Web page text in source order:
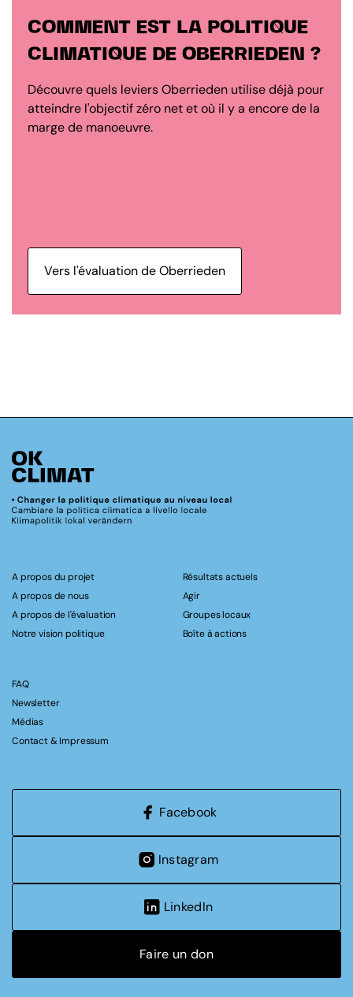
COMMENT EST LA POLITIQUE
CLIMATIQUE DE OBERRIEDEN ?
Découvre quels leviers Oberrieden utilise déjà pour
atteindre l'objectif zéro net et où il y a encore de la
marge de manoeuvre.
Vers l'évaluation de Oberrieden
A propos du projet
A propos de nous
A propos de l'évaluation
Notre vision politique
Résultats actuels
Agir
Groupes locaux
Boîte à actions
FAQ
Newsletter
Médias
Contact & Impressum
Facebook
Instagram
LinkedIn
Faire un don